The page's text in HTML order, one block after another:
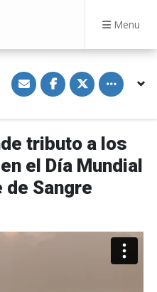
Menu
S
h
a
a
E
m
a
i
l
S
h
a
F
a
c
e
b
o
S
h
a
T
i
t
t
e
Toggle
tributo a los
el Día Mundial
de Sangre